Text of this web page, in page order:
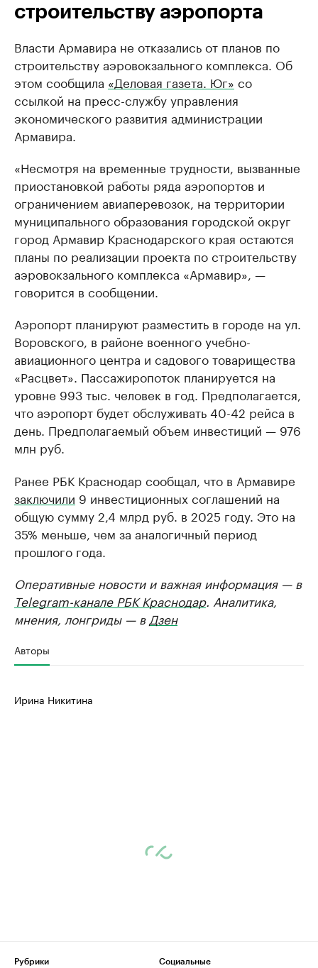
строительству аэропорта
Власти Армавира не отказались от планов по
строительству аэровокзального комплекса. Об
этом сообщила «Деловая газета. Юг» со
ссылкой на пресс-службу управления
экономического развития администрации
Армавира.
«Несмотря на временные трудности, вызванные
приостановкой работы ряда аэропортов и
ограничением авиаперевозок, на территории
муниципального образования городской округ
город Армавир Краснодарского края остаются
планы по реализации проекта по строительству
аэровокзального комплекса «Армавир», —
говорится в сообщении.
Аэропорт планируют разместить в городе на ул.
Воровского, в районе военного учебно-
авиационного центра и садового товарищества
«Расцвет». Пассажиропоток планируется на
уровне 993 тыс. человек в год. Предполагается,
что аэропорт будет обслуживать 40-42 рейса в
день. Предполагаемый объем инвестиций — 976
млн руб.
Ранее РБК Краснодар сообщал, что в Армавире
заключили 9 инвестиционных соглашений на
общую сумму 2,4 млрд руб. в 2025 году. Это на
35% меньше, чем за аналогичный период
прошлого года.
Оперативные новости и важная информация — в
Telegram-канале РБК Краснодар. Аналитика,
мнения, лонгриды — в Дзен
Авторы
Ирина Никитина
Рубрики
Социальные